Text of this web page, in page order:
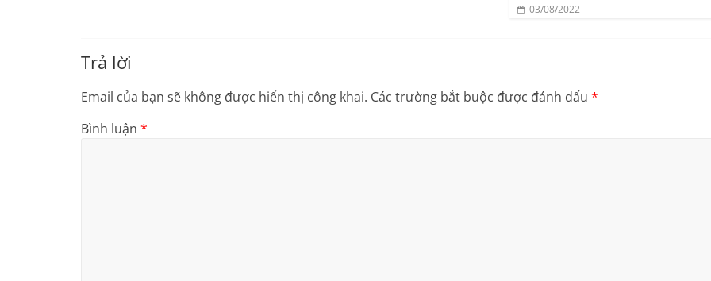
03/08/2022
Trả lời
Email của bạn sẽ không được hiển thị công khai. Các trường bắt buộc được đánh dấu *
Bình luận *